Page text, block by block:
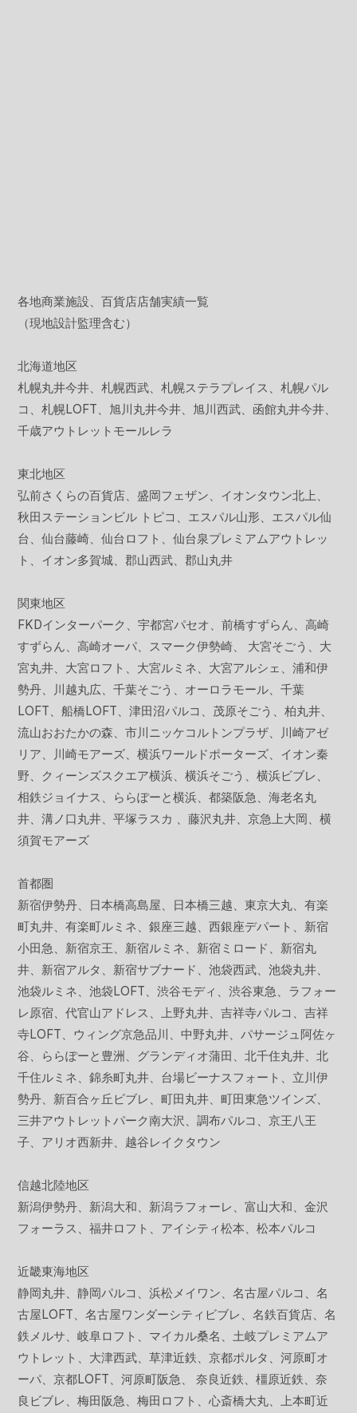
各地商業施設、百貨店店舗実績一覧
（現地設計監理含む）
北海道地区
札幌丸井今井、札幌西武、札幌ステラプレイス、札幌パル
コ、札幌LOFT、旭川丸井今井、旭川西武、函館丸井今井、
千歳アウトレットモールレラ
東北地区
弘前さくらの百貨店、盛岡フェザン、イオンタウン北上、
秋田ステーションビル トピコ、エスパル山形、エスパル仙
台、仙台藤崎、仙台ロフト、仙台泉プレミアムアウトレッ
ト、イオン多賀城、郡山西武、郡山丸井
関東地区
FKDインターパーク、宇都宮パセオ、前橋すずらん、高崎
すずらん、高崎オーパ、スマーク伊勢崎、 大宮そごう、大
宮丸井、大宮ロフト、大宮ルミネ、大宮アルシェ、浦和伊
勢丹、川越丸広、千葉そごう、オーロラモール、千葉
LOFT、船橋LOFT、津田沼パルコ、茂原そごう、柏丸井、
流山おおたかの森、市川ニッケコルトンプラザ、川崎アゼ
リア、川崎モアーズ、横浜ワールドポーターズ、イオン秦
野、クィーンズスクエア横浜、横浜そごう、横浜ビブレ、
相鉄ジョイナス、ららぽーと横浜、都築阪急、海老名丸
井、溝ノ口丸井、平塚ラスカ 、藤沢丸井、京急上大岡、横
須賀モアーズ
首都圏
新宿伊勢丹、日本橋高島屋、日本橋三越、東京大丸、有楽
町丸井、有楽町ルミネ、銀座三越、西銀座デパート、新宿
小田急、新宿京王、新宿ルミネ、新宿ミロード、新宿丸
井、新宿アルタ、新宿サブナード、池袋西武、池袋丸井、
池袋ルミネ、池袋LOFT、渋谷モディ、渋谷東急、ラフォー
レ原宿、代官山アドレス、上野丸井、吉祥寺パルコ、吉祥
寺LOFT、ウィング京急品川、中野丸井、パサージュ阿佐ヶ
谷、ららぽーと豊洲、グランディオ蒲田、北千住丸井、北
千住ルミネ、錦糸町丸井、台場ビーナスフォート、立川伊
勢丹、新百合ヶ丘ビブレ、町田丸井、町田東急ツインズ、
三井アウトレットパーク南大沢、調布パルコ、京王八王
子、アリオ西新井、越谷レイクタウン
信越北陸地区
新潟伊勢丹、新潟大和、新潟ラフォーレ、富山大和、金沢
フォーラス、福井ロフト、アイシティ松本、松本パルコ
近畿東海地区
静岡丸井、静岡パルコ、浜松メイワン、名古屋パルコ、名
古屋LOFT、名古屋ワンダーシティビブレ、名鉄百貨店、名
鉄メルサ、岐阜ロフト、マイカル桑名、土岐プレミアムア
ウトレット、大津西武、草津近鉄、京都ポルタ、河原町オ
ーパ、京都LOFT、河原町阪急、 奈良近鉄、橿原近鉄、奈
良ビブレ、梅田阪急、梅田ロフト、心斎橋大丸、上本町近